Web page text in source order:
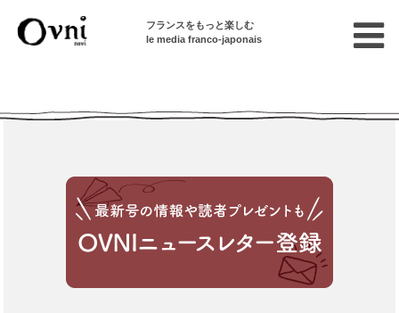
フランスをもっと楽しむ
le media franco-japonais